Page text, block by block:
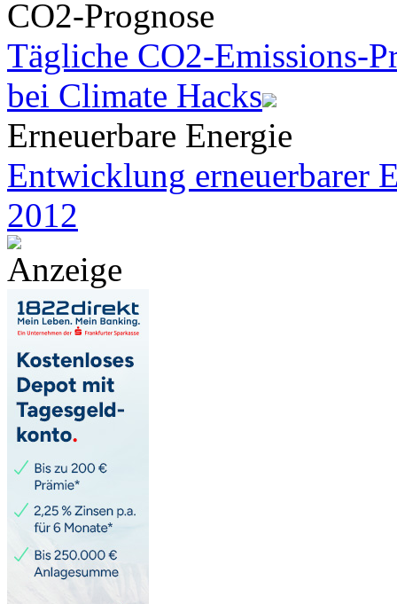
CO2-Prognose
Tägliche CO2-Emissions-
bei Climate Hacks
Erneuerbare Energie
Entwicklung erneuerbarer
2012
Anzeige